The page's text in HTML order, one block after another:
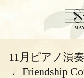
11月ピアノ演
♩Friendship